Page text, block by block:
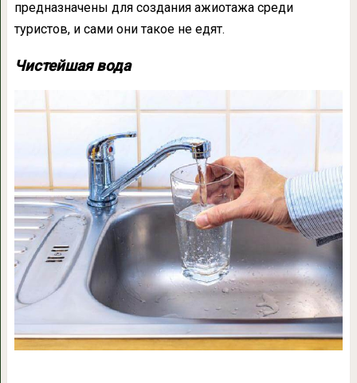
предназначены для создания ажиотажа среди
туристов, и сами они такое не едят.
Чистейшая вода